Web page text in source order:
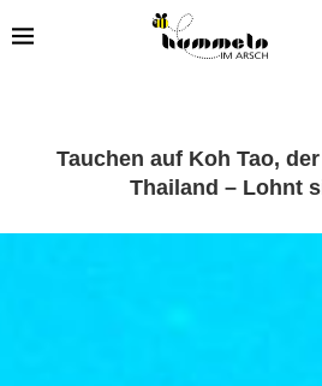
Tauchen auf Koh Tao,
Thailand – Lohnt